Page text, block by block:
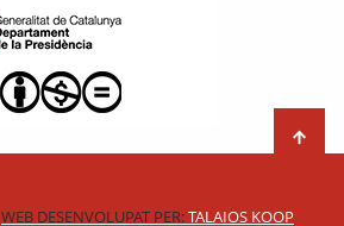
WEB DESENVOLUPAT PER:TALAIOS KOOP